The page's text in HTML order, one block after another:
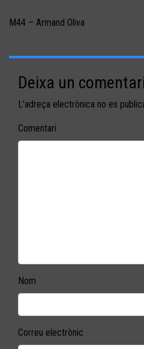
d'entrades
M44 – Armand Oliva
Deixa un
L'adreça electrònica no es
Comentari
Nom
Correu electrònic